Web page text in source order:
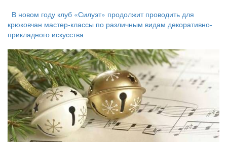
В новом году клуб «Силуэт» продолжит проводить для
крюковчан мастер-классы по различным видам декоративно-
прикладного искусства